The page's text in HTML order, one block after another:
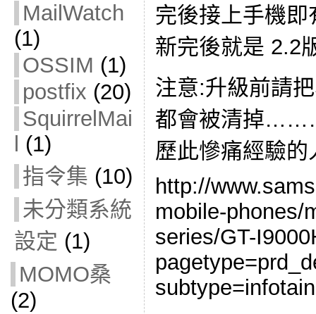
MailWatch
(1)
OSSIM (1)
postfix (20)
SquirrelMai
(1)
指令集 (10)
未分類系統
設定 (1)
MOMO桑
(2)
完後接上手機
新完後就是 2.2
注意:升級前請
都會被清掉
歷此慘痛經驗的
http://
mobile-phones/
series/GT-